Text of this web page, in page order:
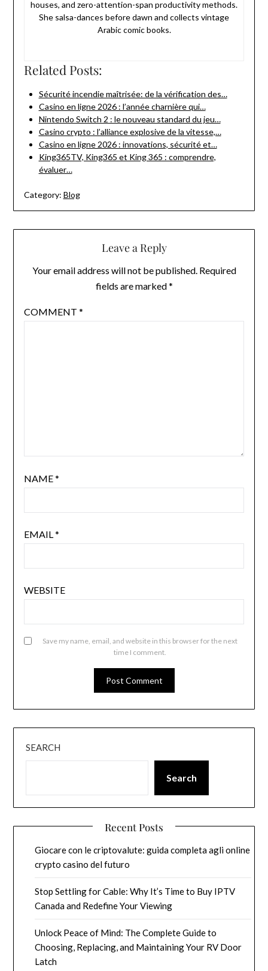
houses, and zero-attention-span productivity methods.
She salsa-dances before dawn and collects vintage
Arabic comic books.
Related Posts:
Sécurité incendie maîtrisée: de la vérification des…
Casino en ligne 2026 : l’année charnière qui…
Nintendo Switch 2 : le nouveau standard du jeu…
Casino crypto : l’alliance explosive de la vitesse,…
Casino en ligne 2026 : innovations, sécurité et…
King365TV, King365 et King 365 : comprendre,
évaluer…
Category: Blog
Leave a Reply
Your email address will not be published. Required
fields are marked*
COMMENT *
NAME*
EMAIL*
WEBSITE
Save my name, email, and website in this browser for the next
time I comment.
SEARCH
Search
Recent Posts
Giocare con le criptovalute: guida completa agli online
crypto casino del futuro
Stop Settling for Cable: Why It’s Time to Buy IPTV
Canada and Redefine Your Viewing
Unlock Peace of Mind: The Complete Guide to
Choosing, Replacing, and Maintaining Your RV Door
Latch